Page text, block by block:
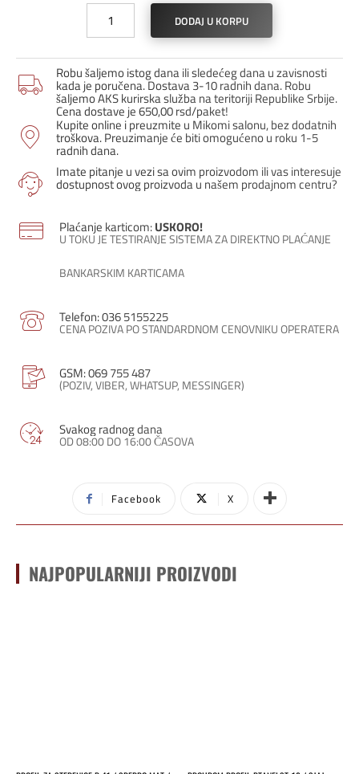
bordura
T-
77-
10
/
CRNA
MAT
količina
DODAJ U KORPU
Robu šaljemo istog dana ili sledećeg dana u zavisnosti
kada je poručena. Dostava 3-10 radnih dana. Robu
šaljemo AKS kurirska služba na teritoriji Republike Srbije.
Cena dostave je 650,00 rsd/paket!
Kupite online i preuzmite u Mikomi salonu, bez dodatnih
troškova. Preuzimanje će biti omogućeno u roku 1-5
radnih dana.
Imate pitanje u vezi sa ovim proizvodom ili vas interesuje
dostupnost ovog proizvoda u našem prodajnom centru?
Plaćanje karticom:USKORO!
U TOKU JE TESTIRANJE SISTEMA ZA DIREKTNO PLAĆANJE
BANKARSKIM KARTICAMA
Telefon: 036 5155225
CENA POZIVA PO STANDARDNOM CENOVNIKU OPERATERA
GSM: 069 755 487
(POZIV, VIBER, WHATSUP, MESSINGER)
Svakog radnog dana
OD 08:00 DO 16:00 ČASOVA
Facebook X
NAJPOPULARNIJI PROIZVODI